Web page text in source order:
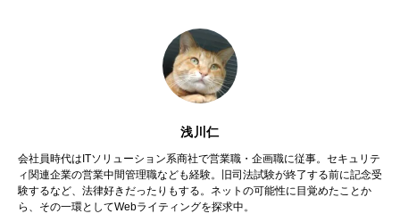
浅川仁
会社員時代はITソリューション系商社で営業職・企画職に従事。セキュリテ
ィ関連企業の営業中間管理職なども経験。旧司法試験が終了する前に記念受
験するなど、法律好きだったりもする。ネットの可能性に目覚めたことか
ら、その一環としてWebライティングを探求中。